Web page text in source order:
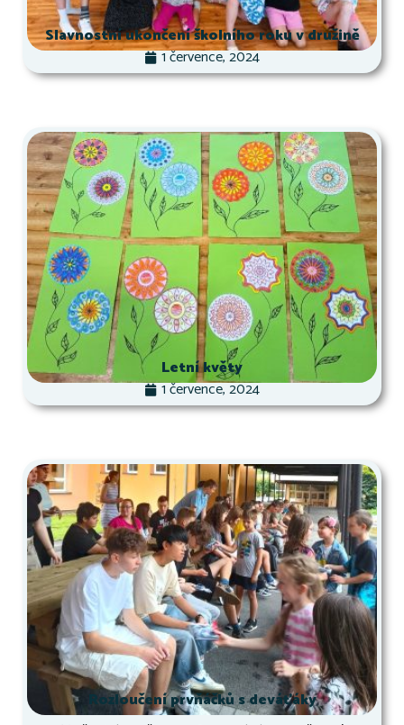
Slavnostní ukončení školního roku v družině
1 července, 2024
Letní květy
1 července, 2024
Rozloučení prvňáčků s deváťáky